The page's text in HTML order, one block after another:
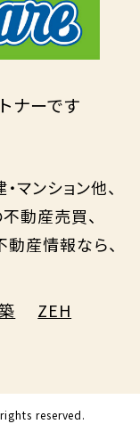
ナーです
マンション他、
動産売買、
動産情報なら、
ZEH
reserved.